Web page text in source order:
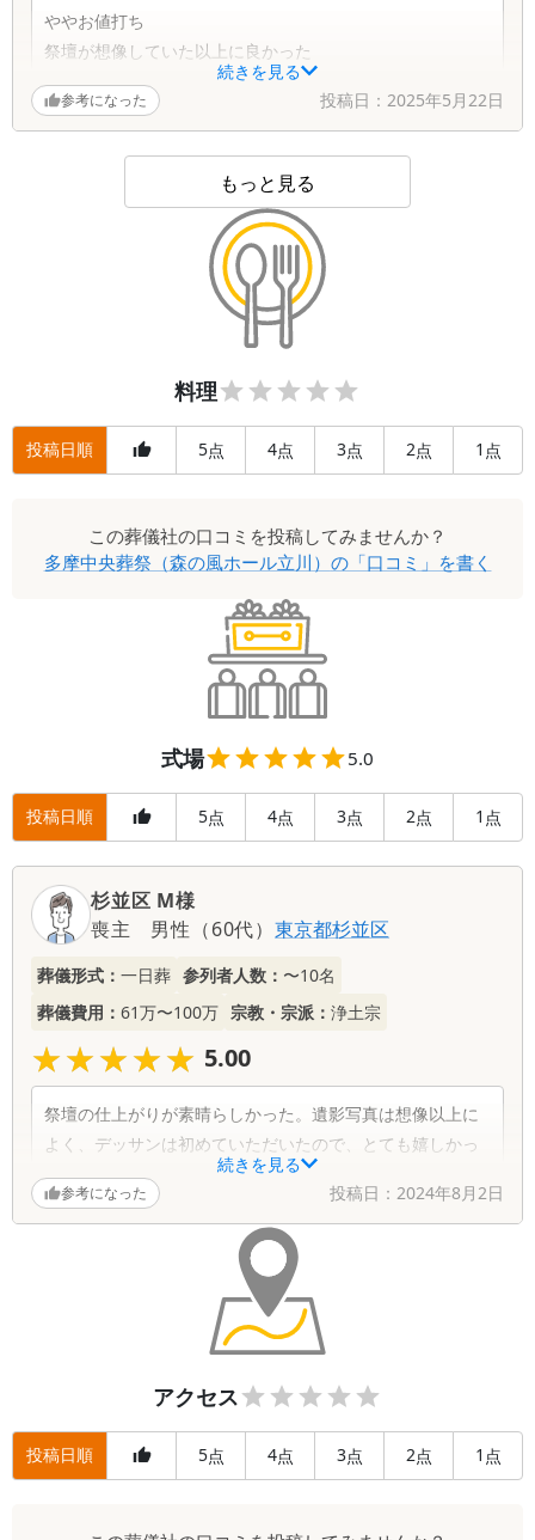
続きを見る
ややお値打ち
祭壇が想像していた以上に良かった
参考になった 投稿日： 2025年5月22日
もっと見る
料理
投稿日順 5点 4点 3点 2点 1 点
この葬儀社の口コミを投稿してみませんか？
多摩中央葬祭（森の風ホール立川） の「口コミ」を書く
式場 5.0
投稿日順 5点 4点 3点 2点 1 点
続きを見る
杉並区 M様
喪主
男性 （60代）東京都杉並区
葬儀形式： 一日葬 参列者人数： 〜10名
葬儀費用： 61万〜100万 宗教・宗派： 浄土宗
★★★★★
★★★★★ 5.00
祭壇の仕上がりが素晴らしかった。遺影写真は想像以上に
よく、デッサンは初めていただいたので、とても嬉しかっ
た。
参考になった 投稿日： 2024年8月2日
アクセス
投稿日順 5点 4点 3点 2点 1 点